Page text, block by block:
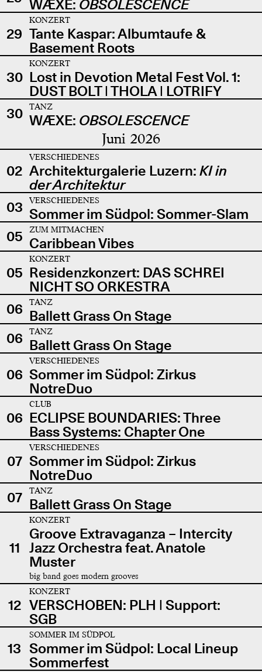
WÆXE: OBSOLESCENCE
29
KONZERT
Tante Kaspar: Albumtaufe &
Basement Roots
30
KONZERT
Lost in Devotion Metal Fest Vol. 1:
DUST BOLT | THOLA | LOTRIFY
30
TANZ
WÆXE: OBSOLESCENCE
Juni 2026
02
VERSCHIEDENES
Architekturgalerie Luzern: KI in
der Architektur
03
VERSCHIEDENES
Sommer im Südpol: Sommer-Slam
05
ZUM MITMACHEN
Caribbean Vibes
05
KONZERT
Residenzkonzert: DAS SCHREI
NICHT SO ORKESTRA
06
TANZ
Ballett Grass On Stage
06
TANZ
Ballett Grass On Stage
06
VERSCHIEDENES
Sommer im Südpol: Zirkus
NotreDuo
06
CLUB
ECLIPSE BOUNDARIES: Three
Bass Systems: Chapter One
07
VERSCHIEDENES
Sommer im Südpol: Zirkus
NotreDuo
07
TANZ
Ballett Grass On Stage
11
KONZERT
Groove Extravaganza – Intercity
Jazz Orchestra feat. Anatole
Muster
big band goes modern grooves
12
KONZERT
VERSCHOBEN: PLH | Support:
SGB
13
SOMMER IM SÜDPOL
Sommer im Südpol: Local Lineup
Sommerfest